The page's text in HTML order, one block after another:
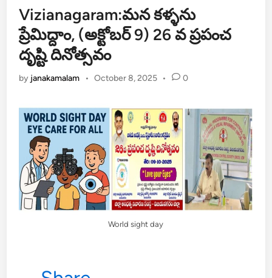
Vizianagaram:మన కళ్ళను
ప్రేమిద్దాం, (అక్టోబర్ 9) 26 వ ప్రపంచ
దృష్టి దినోత్సవం
by janakamalam • October 8, 2025 • 0
World sight day